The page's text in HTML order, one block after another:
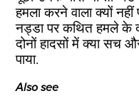
हमला करने वाला क्यों
नड्डा पर कथित हमले के
दोनों हादसों में क्या सच
पाया.
Also see